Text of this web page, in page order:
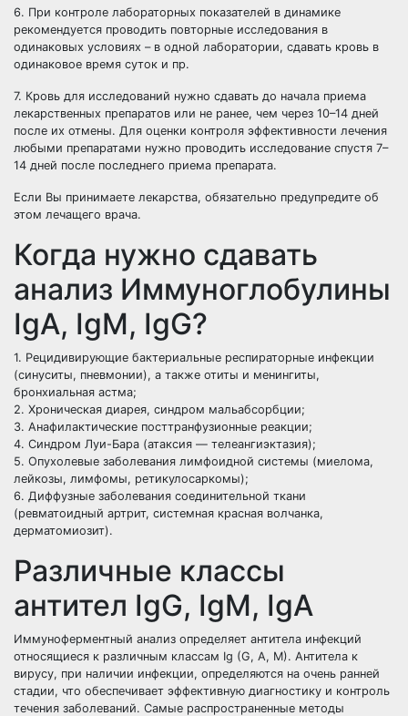
6. При контроле лабораторных показателей в динамике
рекомендуется проводить повторные исследования в
одинаковых условиях – в одной лаборатории, сдавать кровь в
одинаковое время суток и пр.
7. Кровь для исследований нужно сдавать до начала приема
лекарственных препаратов или не ранее, чем через 10–14 дней
после их отмены. Для оценки контроля эффективности лечения
любыми препаратами нужно проводить исследование спустя 7–
14 дней после последнего приема препарата.
Если Вы принимаете лекарства, обязательно предупредите об
этом лечащего врача.
Когда нужно сдавать
анализ Иммуноглобулины
IgA, IgM, IgG?
1. Рецидивирующие бактериальные респираторные инфекции
(синуситы, пневмонии), а также отиты и менингиты,
бронхиальная астма;
2. Хроническая диарея, синдром мальабсорбции;
3. Анафилактические посттранфузионные реакции;
4. Синдром Луи-Бара (атаксия — телеангиэктазия);
5. Опухолевые заболевания лимфоидной системы (миелома,
лейкозы, лимфомы, ретикулосаркомы);
6. Диффузные заболевания соединительной ткани
(ревматоидный артрит, системная красная волчанка,
дерматомиозит).
Различные классы
антител IgG, IgM, IgA
Иммуноферментный анализ определяет антитела инфекций
относящиеся к различным классам Ig (G, A, M). Антитела к
вирусу, при наличии инфекции, определяются на очень ранней
стадии, что обеспечивает эффективную диагностику и контроль
течения заболеваний. Самые распространенные методы